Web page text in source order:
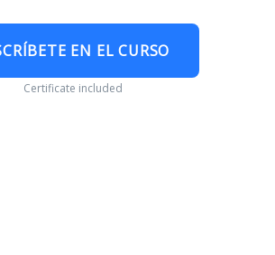
EN EL CURSO
Certificate included